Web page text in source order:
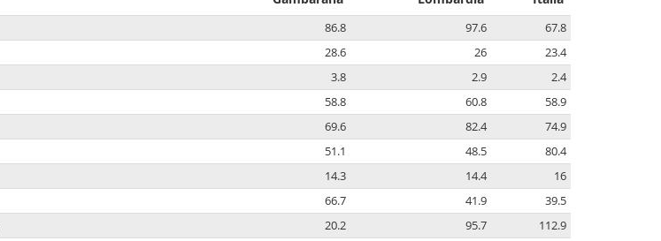
86.8 97.6
67.8
28.6 26
23.4
3.8 2.9
2.4
58.8 60.8
58.9
69.6 82.4
74.9
51.1 48.5
80.4
14.3 14.4
16
66.7 41.9
39.5
20.2 95.7
112.9